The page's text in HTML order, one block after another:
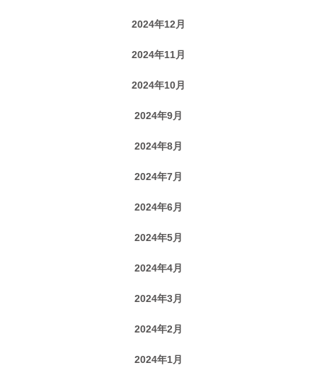
2024年12月
2024年11月
2024年10月
2024年9月
2024年8月
2024年7月
2024年6月
2024年5月
2024年4月
2024年3月
2024年2月
2024年1月